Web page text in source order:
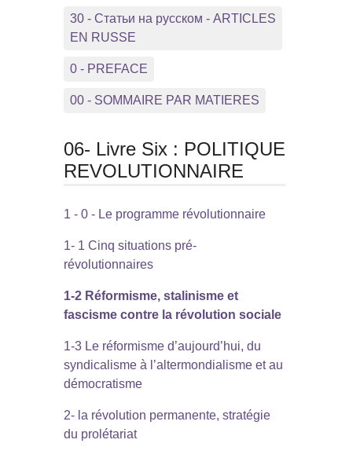
30 - Статьи на русском - ARTICLES
EN RUSSE
0 - PREFACE
00 - SOMMAIRE PAR MATIERES
06- Livre Six : POLITIQUE
REVOLUTIONNAIRE
1 - 0 - Le programme révolutionnaire
1- 1 Cinq situations pré-
révolutionnaires
1-2 Réformisme, stalinisme et
fascisme contre la révolution sociale
1-3 Le réformisme d’aujourd’hui, du
syndicalisme à l’altermondialisme et au
démocratisme
2- la révolution permanente, stratégie
du prolétariat